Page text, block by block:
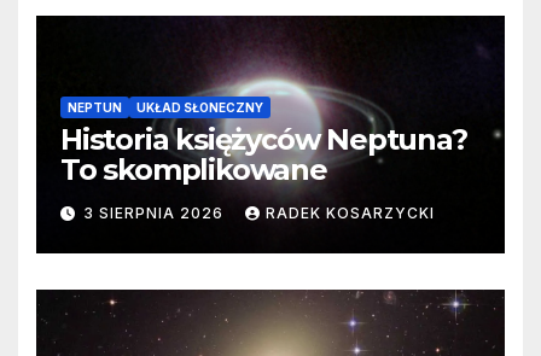
NEPTUN UKŁAD SŁONECZNY
Historia księżyców Neptuna?
To skomplikowane
3 SIERPNIA 2026 RADEK KOSARZYCKI